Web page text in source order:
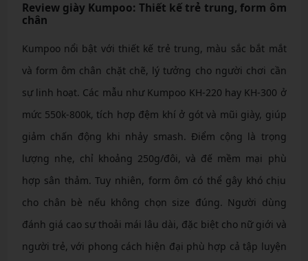
Review giày Kumpoo: Thiết kế trẻ trung, form ôm
chân
Kumpoo nổi bật với thiết kế trẻ trung, màu sắc bắt mắt
và form ôm chân chặt chẽ, lý tưởng cho người chơi cần
sự linh hoạt. Các mẫu như Kumpoo KH-220 hay KH-300 ở
mức 550k-800k, tích hợp đệm khí ở gót và mũi giày, giúp
giảm chấn động khi nhảy smash. Điểm cộng là trọng
lượng nhẹ, chỉ khoảng 250g/đôi, và đế mềm mại phù
hợp sân thảm. Tuy nhiên, form ôm có thể gây khó chịu
cho chân bè nếu không chọn size đúng. Người dùng
đánh giá cao sự thoải mái lâu dài, đặc biệt cho nữ giới và
người trẻ, với phong cách hiện đại phù hợp cả tập luyện